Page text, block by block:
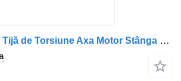
Barra di reazione Tijă de Torsiune Axa Motor Stânga 1431473, 478058 per camion Scania 1431473 478058